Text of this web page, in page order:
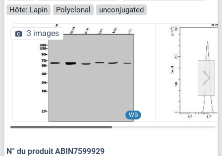
Hôte: Lapin
Polyclonal unconjugated
WB
3 images
N° du produit ABIN7599929